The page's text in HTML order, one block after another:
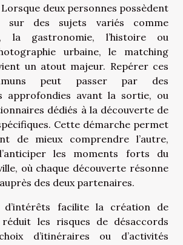
deux personnes possèdent
sur des sujets variés comme
la gastronomie, l’histoire ou
urbaine, le matching
un atout majeur. Repérer ces
peut passer par des
approfondies avant la sortie, ou
dédiés à la découverte de
Cette démarche permet
de mieux comprendre l’autre,
les moments forts du
où chaque découverte résonne
des deux partenaires.
d’intérêts facilite la création de
les risques de désaccords
d’itinéraires ou d’activités